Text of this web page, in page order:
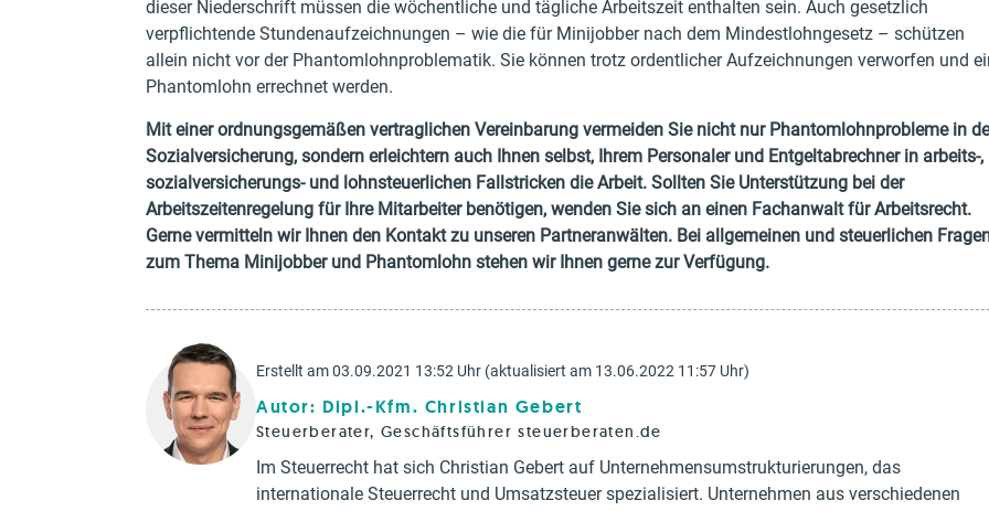
dieser Niederschrift müssen die wöchentliche und tägliche Arbeitszeit enthalten sein. Auch gesetzlich
verpflichtende Stundenaufzeichnungen – wie die für Minijobber nach dem Mindestlohngesetz – schützen
allein nicht vor der Phantomlohnproblematik. Sie können trotz ordentlicher Aufzeichnungen verworfen und
Phantomlohn errechnet werden.
Mit einer ordnungsgemäßen vertraglichen Vereinbarung vermeiden Sie nicht nur Phantomlohnprobleme in
Sozialversicherung, sondern erleichtern auch Ihnen selbst, Ihrem Personaler und Entgeltabrechner in arbeits-,
sozialversicherungs- und lohnsteuerlichen Fallstricken die Arbeit. Sollten Sie Unterstützung bei der
Arbeitszeitenregelung für Ihre Mitarbeiter benötigen, wenden Sie sich an einen Fachanwalt für Arbeitsrecht.
Gerne vermitteln wir Ihnen den Kontakt zu unseren Partneranwälten. Bei allgemeinen und steuerlichen
zum Thema Minijobber und Phantomlohn stehen wir Ihnen gerne zur Verfügung.
Erstellt am 03.09.2021 13:52 Uhr (aktualisiert am 13.06.2022 11:57 Uhr)
Autor: Dipl.-Kfm. Christian Gebert
Steuerberater, Geschäftsführer steuerberaten.de
Im Steuerrecht hat sich Christian Gebert auf Unternehmensumstrukturierungen, das
internationale Steuerrecht und Umsatzsteuer spezialisiert. Unternehmen aus verschiedenen